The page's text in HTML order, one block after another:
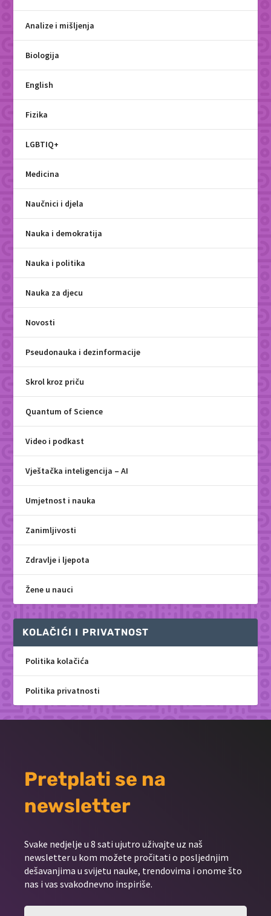
Analize i mišljenja
Biologija
English
Fizika
LGBTIQ+
Medicina
Naučnici i djela
Nauka i demokratija
Nauka i politika
Nauka za djecu
Novosti
Pseudonauka i dezinformacije
Skrol kroz priču
Quantum of Science
Video i podkast
Vještačka inteligencija – AI
Umjetnost i nauka
Zanimljivosti
Zdravlje i ljepota
Žene u nauci
KOLAČIĆI I PRIVATNOST
Politika kolačića
Politika privatnosti
Pretplati se na
newsletter
Svake nedjelje u 8 sati ujutro uživajte uz naš
newsletter u kom možete pročitati o posljednjim
dešavanjima u svijetu nauke, trendovima i onome što
nas i vas svakodnevno inspiriše.